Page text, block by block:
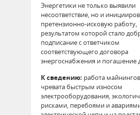
Энергетики не только выявили
несоответствие, но и
претензионно-исковую работу,
результатом которой стало
подписание с ответчиком
соответствующего договора
энергоснабжения и погашение
К сведению: работа
чревата быстрым износом
электрооборудования,
рисками, перебоями и